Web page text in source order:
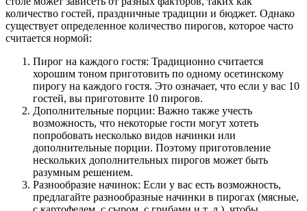
количество гостей, праздничные традиции и бюджет. Однако
существует определенное количество пирогов, которое часто
считается нормой:
Пирог на каждого гостя: Традиционно считается
хорошим тоном приготовить по одному осетинскому
пирогу на каждого гостя. Это означает, что если у вас 10
гостей, вы приготовите 10 пирогов.
Дополнительные порции: Важно также учесть
возможность, что некоторые гости могут хотеть
попробовать несколько видов начинки или
дополнительные порции. Поэтому приготовление
нескольких дополнительных пирогов может быть
разумным решением.
Разнообразие начинок: Если у вас есть возможность,
предлагайте разнообразные начинки в пирогах (мясные,